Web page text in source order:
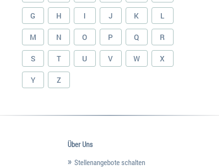
G H I J K L
M N O P Q R
S T U V W X
Y Z
Über Uns
Stellenangebote schalten